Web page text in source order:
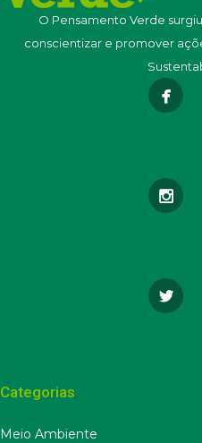
O Pensamento Verde
conscientizar e promover
Categorias
Meio Ambiente